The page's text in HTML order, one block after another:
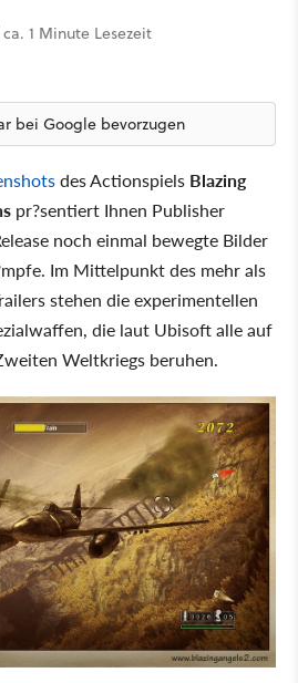
1 Minute Lesezeit
bei Google bevorzugen
des Actionspiels Blazing
pr?sentiert Ihnen Publisher
noch einmal bewegte Bilder
Im Mittelpunkt des mehr als
stehen die experimentellen
die laut Ubisoft alle auf
Weltkriegs beruhen.